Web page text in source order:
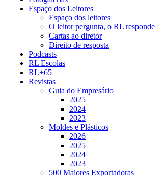
Espaço dos Leitores
Espaço dos leitores
O leitor pergunta, o RL responde
Cartas ao diretor
Direito de resposta
Podcasts
RL Escolas
RL+65
Revistas
Guia do Empresário
2025
2024
2023
Moldes e Plásticos
2026
2025
2024
2023
500 Maiores Exportadoras